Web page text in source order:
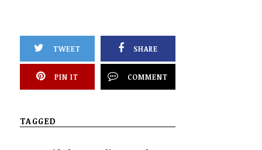
TWEET SHARE
PIN IT COMMENT
TAGGED